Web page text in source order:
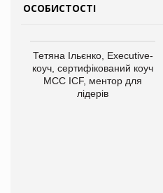
ОСОБИСТОСТІ
Тетяна Ільєнко, Executive-
коуч, сертифікований коуч
МСС ICF, ментор для
лідерів